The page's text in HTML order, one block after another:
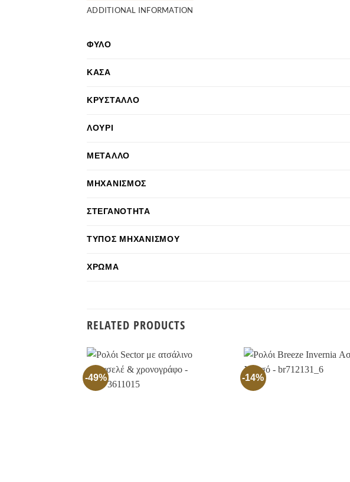
ADDITIONAL INFORMATION
ΦΎΛΟ
ΚΆΣΑ
ΚΡΎΣΤΑΛΛΟ
ΛΟΥΡΊ
ΜΈΤΑΛΛΟ
ΜΗΧΑΝΙΣΜΌΣ
ΣΤΕΓΑΝΌΤΗΤΑ
ΤΎΠΟΣ ΜΗΧΑΝΙΣΜΟΎ
ΧΡΏΜΑ
RELATED PRODUCTS
-49% -14%